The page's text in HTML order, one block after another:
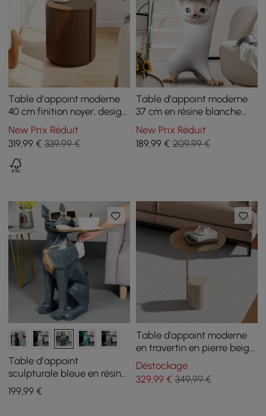
Table d’appoint moderne
40 cm finition noyer, design
cannelé avec rangement
New Prix Réduit
319,99 € 339,99 €
Table d’appoint moderne
37 cm en résine blanche
forme chat avec plateau
doré
New Prix Réduit
189,99€ 209,99 €
Table d’appoint
sculpturale bleue en résine
forme chien avec plateau
et porte-mouchoirs
199,99 €
Table d'appoint moderne
en travertin en pierre beige
avec acier inoxydable dans
un cadre doré
Déstockage
329,99€ 349,99 €